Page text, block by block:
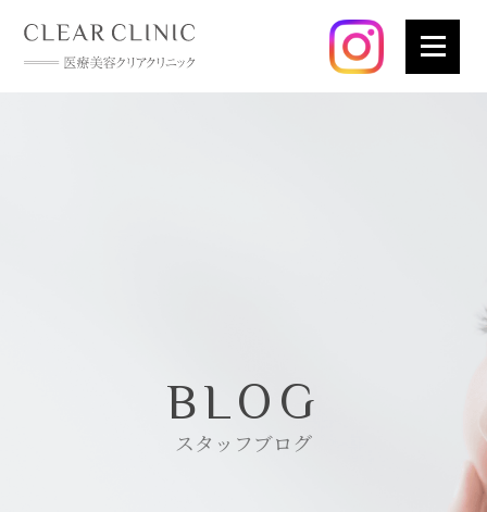
BLOG
スタッフブログ